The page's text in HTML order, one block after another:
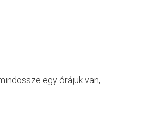
egy órájuk van,